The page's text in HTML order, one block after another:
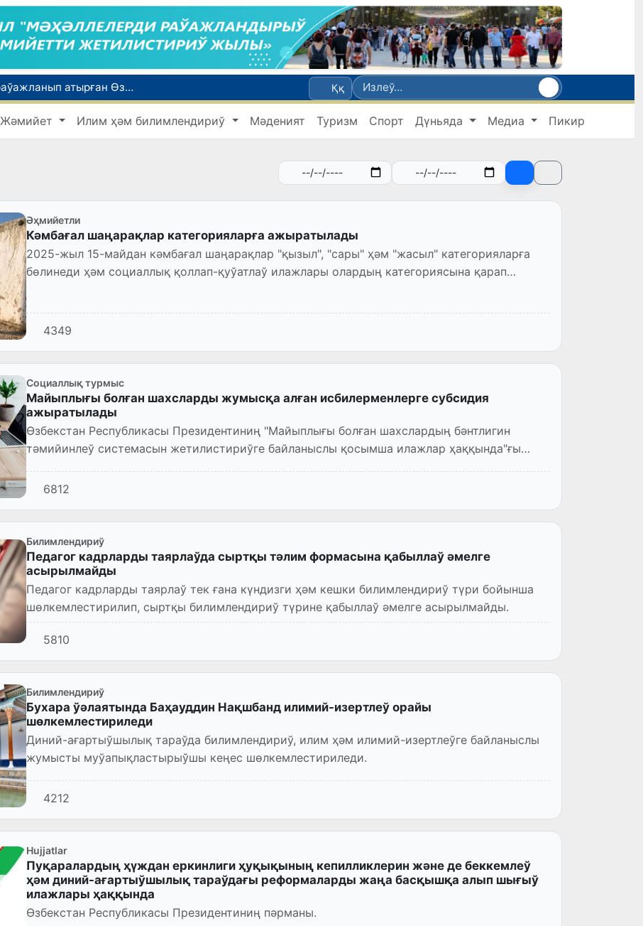
Өзбекстанда төлемли автомобиль жолларын жаратыў ҳәм олардан пайдаланыў тәртиби белгиленди
Өзбекстан Бас министри Қырғызстан Президенти менен ЕАЭА илажлары шеңбериндеги ушырасыўда қатнасты
Өзбекстанда дем алыс күнлери ыссы болады: ҳаўа +42 градусқа шекем ысыйды
Ққ
Жәмийет Илим ҳәм билимлендириў Мәденият Туризм Спорт Дүньяда Медиа Пикир
Әҳмийетли
Кәмбағал шаңарақлар категорияларға ажыратылады
2025-жыл 15-майдан кәмбағал шаңарақлар "қызыл", "сары" ҳәм "жасыл" категорияларға
бөлинеди ҳәм социаллық қоллап-қуўатлаў илажлары олардың категориясына қарап
4349
Социаллық турмыс
Майыплығы болған шахсларды жумысқа алған исбилерменлерге субсидия
ажыратылады
Өзбекстан Республикасы Президентиниң "Майыплығы болған шахслардың бәнтлигин
тәмийинлеў системасын жетилистириўге байланыслы қосымша илажлар ҳаққында"ғы
6812
Билимлендириў
Педагог кадрларды таярлаўда сыртқы тәлим формасына қабыллаў әмелге
асырылмайды
Педагог кадрларды таярлаў тек ғана күндизги ҳәм кешки билимлендириў түри бойынша
шөлкемлестирилип, сыртқы билимлендириў түрине қабыллаў әмелге асырылмайды.
5810
Билимлендириў
Бухара ўәлаятында Баҳауддин Нақшбанд илимий-изертлеў орайы
шөлкемлестириледи
Диний-ағартыўшылық тараўда билимлендириў, илим ҳәм илимий-изертлеўге байланыслы
жумысты муўапықластырыўшы кеңес шөлкемлестириледи.
4212
Hujjatlar
Пуқаралардың ҳүждан еркинлиги ҳуқықының кепилликлерин және де беккемлеў
ҳәм диний-ағартыўшылық тараўдағы реформаларды жаңа басқышқа алып шығыў
илажлары ҳаққында
Өзбекстан Республикасы Президентиниң пәрманы.